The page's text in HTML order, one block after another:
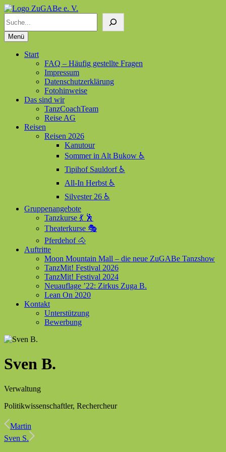
ZuGABe e. V.
Zusammen geht alles besser
Menü
Start
FAQ – Häufig gestellte Fragen
Impressum
Datenschutzerklärung
Fotohinweise
Das sind wir
TanzCoachTeam
Reise AG
Reisen
Reisen 2026
Kanutour
Sommer in Alt Bukow ♿
Tipihof Sauldorf ♿
All-In Herbst ♿
Silvester 26 ♿
Gruppenangebote
Tanzkurse 💃 🕺
Theaterkurse 🎭
Pferdehof 🐴
Auftritte
Moon Mountain Mall – die neue ZuGABe Tanzshow
TanzMit! Festival 2026
TanzMit! Festival 2024
Neuauflage ’22: Zirkus Zuga B.
Lean On 2020
Kontakt
Unterstützung
Bewerbung
Sven B.
Verwaltung
Politikwissenschaftler, Rechercheur
Martin
Sven S.